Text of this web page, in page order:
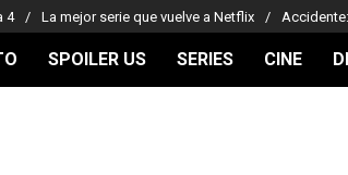
4 La mejor serie que vuelve a Netflix
SPOILER US SERIES CINE